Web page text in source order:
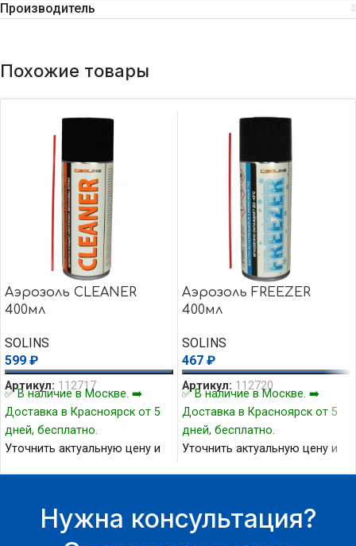
Производитель
Похожие товары
Аэрозоль CLEANER
400мл
SOLINS
599 ₽
Артикул: 112717
✅ В наличие в Москве. ➡️
Доставка в Красноярск от 5
дней, бесплатно.
Уточнить актуальную цену и
Аэрозоль FREEZER
400мл
SOLINS
467 ₽
Артикул: 112720
✅ В наличие в Москве. ➡️
Доставка в Красноярск от 5
дней, бесплатно.
Уточнить актуальную цену и
Нужна консультация?